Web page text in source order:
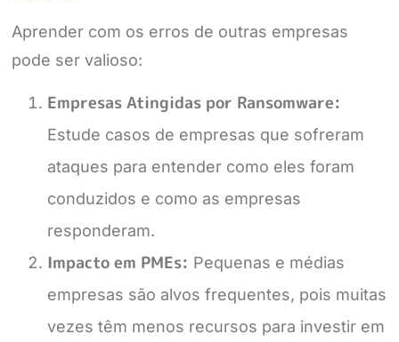
Aprender com os erros de outras empresas
pode ser valioso:
Empresas Atingidas por Ransomware:
Estude casos de empresas que sofreram
ataques para entender como eles foram
conduzidos e como as empresas
responderam.
Impacto em PMEs: Pequenas e médias
empresas são alvos frequentes, pois muitas
vezes têm menos recursos para investir em